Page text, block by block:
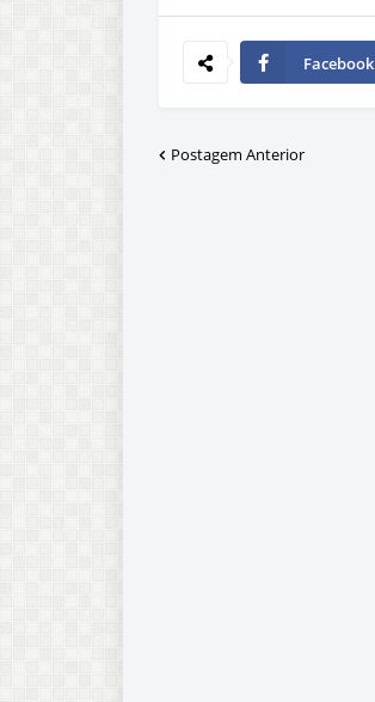
Facebook
Postagem Anterior